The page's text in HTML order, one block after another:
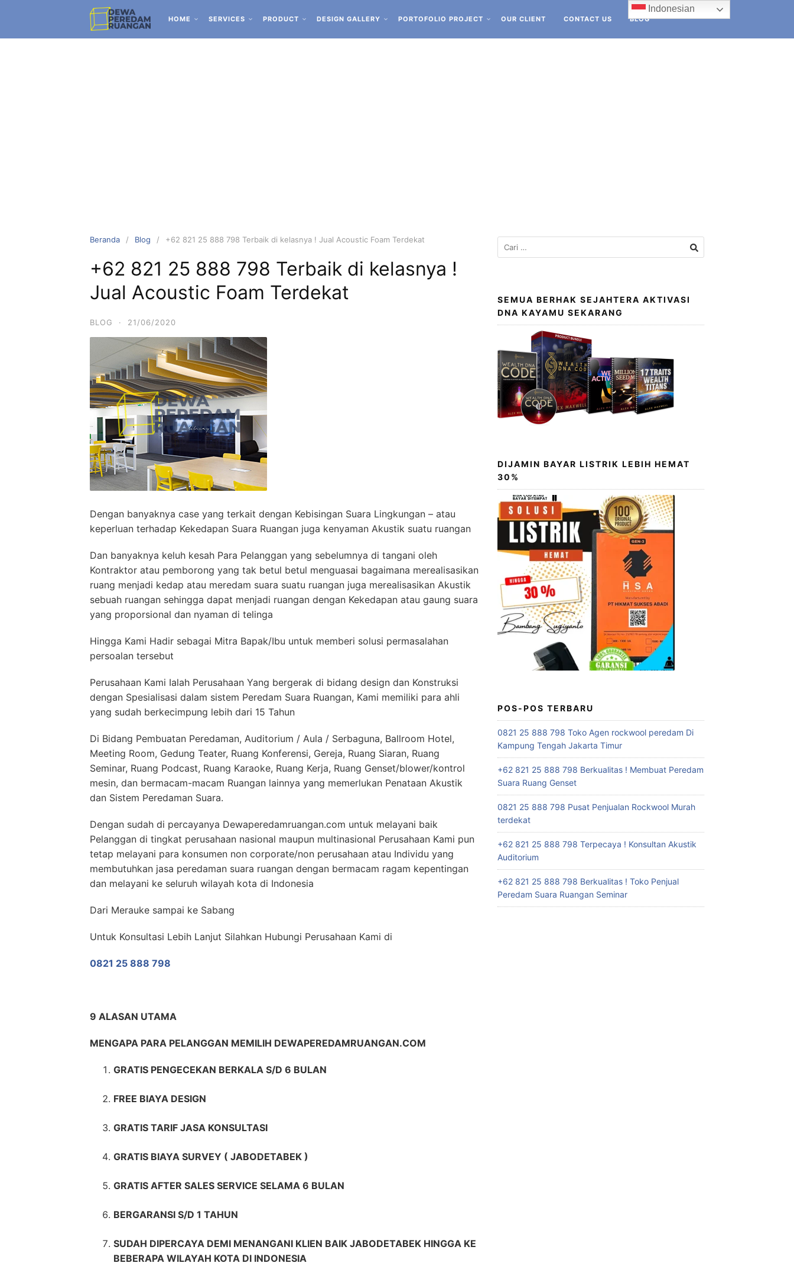
HOME SERVICES PRODUCT DESIGN GALLERY PORTOFOLIO PROJECT OUR CLIENT CONTACT US BLOG
Beranda Blog +62 821 25 888 798 Terbaik di kelasnya ! Jual Acoustic Foam Terdekat
+62 821 25 888 798 Terbaik di kelasnya !
Jual Acoustic Foam Terdekat
BLOG · 21/06/2020
Dengan banyaknya case yang terkait dengan Kebisingan Suara Lingkungan – atau
keperluan terhadap Kekedapan Suara Ruangan juga kenyaman Akustik suatu ruangan
Dan banyaknya keluh kesah Para Pelanggan yang sebelumnya di tangani oleh
Kontraktor atau pemborong yang tak betul betul menguasai bagaimana merealisasikan
ruang menjadi kedap atau meredam suara suatu ruangan juga merealisasikan Akustik
sebuah ruangan sehingga dapat menjadi ruangan dengan Kekedapan atau gaung suara
yang proporsional dan nyaman di telinga
Hingga Kami Hadir sebagai Mitra Bapak/Ibu untuk memberi solusi permasalahan
persoalan tersebut
Perusahaan Kami Ialah Perusahaan Yang bergerak di bidang design dan Konstruksi
dengan Spesialisasi dalam sistem Peredam Suara Ruangan, Kami memiliki para ahli
yang sudah berkecimpung lebih dari 15 Tahun
Di Bidang Pembuatan Peredaman, Auditorium / Aula / Serbaguna, Ballroom Hotel,
Meeting Room, Gedung Teater, Ruang Konferensi, Gereja, Ruang Siaran, Ruang
Seminar, Ruang Podcast, Ruang Karaoke, Ruang Kerja, Ruang Genset/blower/kontrol
mesin, dan bermacam-macam Ruangan lainnya yang memerlukan Penataan Akustik
dan Sistem Peredaman Suara.
Dengan sudah di percayanya Dewaperedamruangan.com untuk melayani baik
Pelanggan di tingkat perusahaan nasional maupun multinasional Perusahaan Kami pun
tetap melayani para konsumen non corporate/non perusahaan atau Individu yang
membutuhkan jasa peredaman suara ruangan dengan bermacam ragam kepentingan
dan melayani ke seluruh wilayah kota di Indonesia
Dari Merauke sampai ke Sabang
Untuk Konsultasi Lebih Lanjut Silahkan Hubungi Perusahaan Kami di
0821 25 888 798
9 ALASAN UTAMA
MENGAPA PARA PELANGGAN MEMILIH DEWAPEREDAMRUANGAN.COM
GRATIS PENGECEKAN BERKALA S/D 6 BULAN
FREE BIAYA DESIGN
GRATIS TARIF JASA KONSULTASI
GRATIS BIAYA SURVEY ( JABODETABEK )
GRATIS AFTER SALES SERVICE SELAMA 6 BULAN
BERGARANSI S/D 1 TAHUN
SUDAH DIPERCAYA DEMI MENANGANI KLIEN BAIK JABODETABEK HINGGA KE
BEBERAPA WILAYAH KOTA DI INDONESIA
SEMUA BERHAK SEJAHTERA AKTIVASI
DNA KAYAMU SEKARANG
DIJAMIN BAYAR LISTRIK LEBIH HEMAT
30%
POS-POS TERBARU
0821 25 888 798 Toko Agen rockwool peredam Di
Kampung Tengah Jakarta Timur
+62 821 25 888 798 Berkualitas ! Membuat Peredam
Suara Ruang Genset
0821 25 888 798 Pusat Penjualan Rockwool Murah
terdekat
+62 821 25 888 798 Terpecaya ! Konsultan Akustik
Auditorium
+62 821 25 888 798 Berkualitas ! Toko Penjual
Peredam Suara Ruangan Seminar
Indonesian